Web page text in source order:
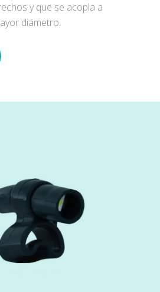
y que se acopla a
diámetro.